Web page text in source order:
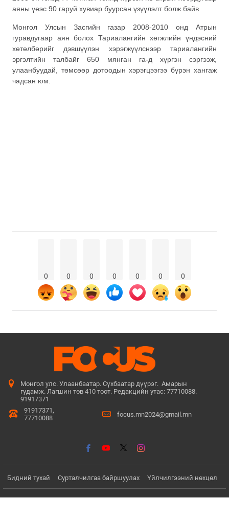
аяны үеэс 90 гаруй хувиар буурсан үзүүлэлт болж байв.
Монгол Улсын Засгийн газар 2008-2010 онд Атрын
гуравдугаар аян болох Тариалангийн хөгжлийн үндэсний
хөтөлбөрийг дэвшүүлэн хэрэгжүүлснээр тариалангийн
эргэлтийн талбайг 650 мянган га-д хүргэн сэргээж,
улаанбуудай, төмсөөр дотоодын хэрэгцээгээ бүрэн хангаж
чадсан юм.
0 0 0 0 0 0 0
Монгол улс. Улаанбаатар. Сүхбаатар дүүрэг. Амарын
гудамж. Лагшин төв 410 тоот. Редакцийн утас: 77710088.
91917371
91917371,
77710088
focus.mn2024@gmail.mn
Бидний тухай Сурталчилгаа байршуулах Үйлчилгээний нөхцөл